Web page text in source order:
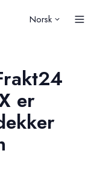
Norsk
er